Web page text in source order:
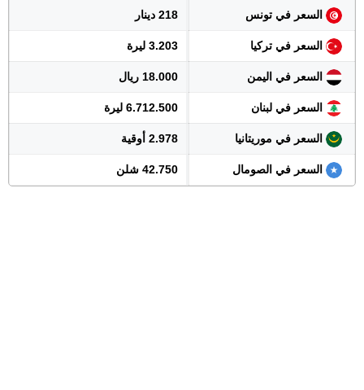
السعر في تونس 218 دينار
السعر في تركيا 3.203 ليرة
السعر في اليمن 18.000 ريال
السعر في لبنان 6.712.500 ليرة
السعر في موريتانيا 2.978 أوقية
السعر في الصومال 42.750 شلن